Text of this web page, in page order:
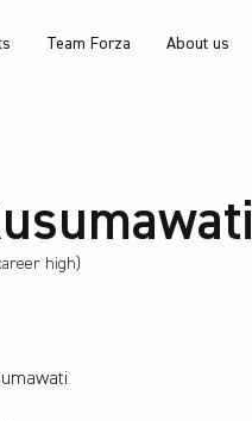
Team Forza About us
high)